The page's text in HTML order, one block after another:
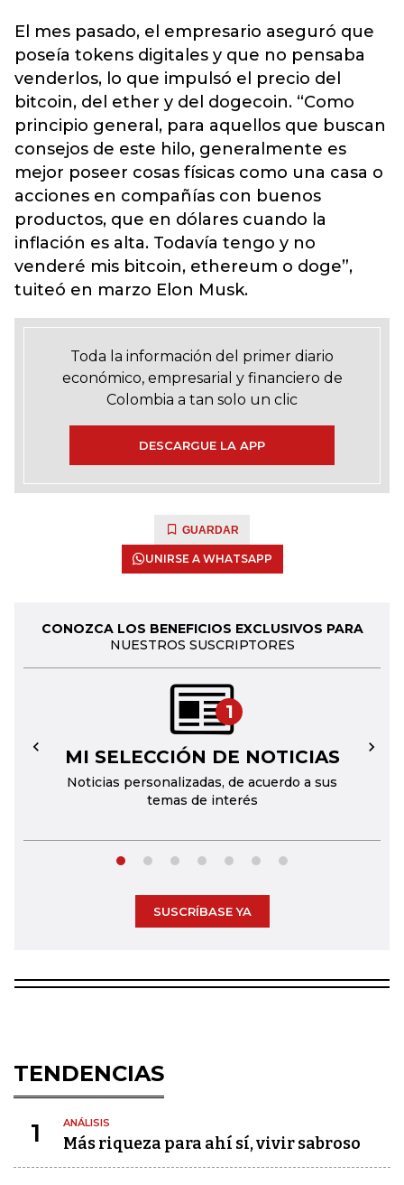
El mes pasado, el empresario aseguró que
poseía tokens digitales y que no pensaba
venderlos, lo que impulsó el precio del
bitcoin, del ether y del dogecoin. “Como
principio general, para aquellos que buscan
consejos de este hilo, generalmente es
mejor poseer cosas físicas como una casa o
acciones en compañías con buenos
productos, que en dólares cuando la
inflación es alta. Todavía tengo y no
venderé mis bitcoin, ethereum o doge”,
tuiteó en marzo Elon Musk.
Toda la información del primer diario
económico, empresarial y financiero de
Colombia a tan solo un clic
DESCARGUE LA APP
GUARDAR
UNIRSE A WHATSAPP
CONOZCA LOS BENEFICIOS EXCLUSIVOS PARA
NUESTROS SUSCRIPTORES
1
MI SELECCIÓN DE NOTICIAS
Noticias personalizadas, de acuerdo a sus
temas de interés
← →
SUSCRÍBASE YA
TENDENCIAS
1 ANÁLISIS
Más riqueza para ahí sí, vivir sabroso